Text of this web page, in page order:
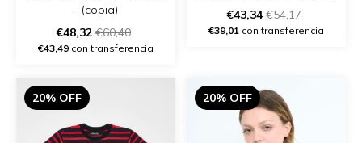
- (copia)
€48,32 €60,40
€43,49 con transferencia
€43,34€54,17
€39,01 con transferencia
20% OFF 20% OFF